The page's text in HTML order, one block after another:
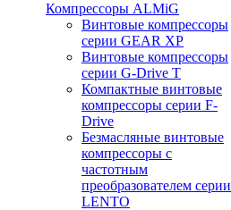
Компрессоры ALMiG
Винтовые компрессоры
серии GEAR XP
Винтовые компрессоры
серии G-Drive T
Компактные винтовые
компрессоры серии F-
Drive
Безмасляные винтовые
компрессоры с
частотным
преобразователем серии
LENTO